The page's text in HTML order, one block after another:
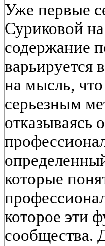
Уже первые
Суриковой
содержание
варьируется
на мысль,
серьезным
отказываясь
которые
которое эти
сообщества.